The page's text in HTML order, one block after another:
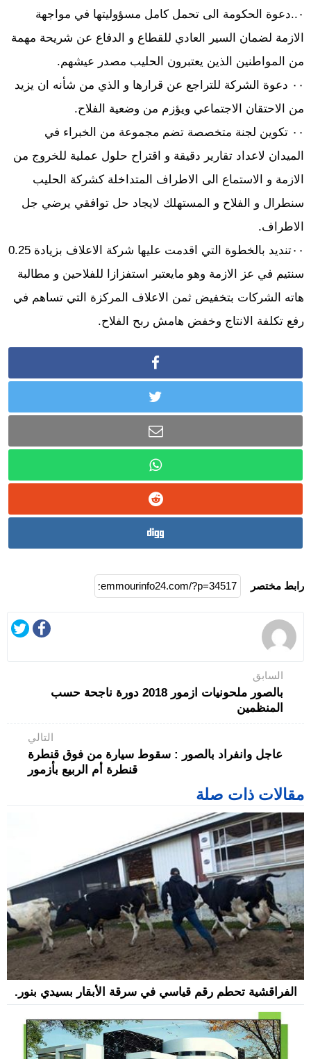
٠..دعوة الحكومة الى تحمل كامل مسؤوليتها في مواجهة
الازمة لضمان السير العادي للقطاع و الدفاع عن شريحة مهمة
من المواطنين الذين يعتبرون الحليب مصدر عيشهم.
٠٠ دعوة الشركة للتراجع عن قرارها و الذي من شأنه ان يزيد
من الاحتقان الاجتماعي ويؤزم من وضعية الفلاح.
٠٠ تكوين لجنة متخصصة تضم مجموعة من الخبراء في
الميدان لاعداد تقارير دقيقة و اقتراح حلول عملية للخروج من
الازمة و الاستماع الى الاطراف المتداخلة كشركة الحليب
سنطرال و الفلاح و المستهلك لايجاد حل توافقي يرضي جل
الاطراف.
٠٠تنديد بالخطوة التي اقدمت عليها شركة الاعلاف بزيادة 0.25
سنتيم في عز الازمة وهو مايعتبر استفزازا للفلاحين و مطالبة
هاته الشركات بتخفيض ثمن الاعلاف المركزة التي تساهم في
رفع تكلفة الانتاج وخفض هامش ربح الفلاح.
رابط مختصر
السابق
بالصور ملحونيات ازمور 2018 دورة ناجحة حسب
المنظمين
التالي
عاجل وانفراد بالصور : سقوط سيارة من فوق قنطرة
قنطرة أم الربيع بأزمور
مقالات ذات صلة
الفراقشية تحطم رقم قياسي في سرقة الأبقار بسيدي بنور.